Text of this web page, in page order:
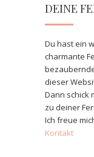
DEINE
Du hast ein
charmante
dieser
Dann schick
zu deiner
Ich freue
Kontakt